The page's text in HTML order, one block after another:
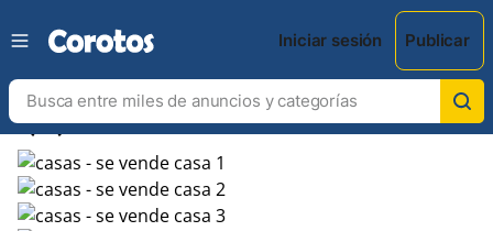
Iniciar sesión Publicar
chevron_leftchevron_right